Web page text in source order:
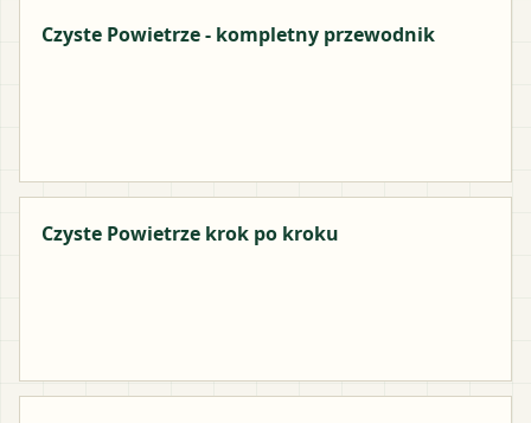
Czyste Powietrze - kompletny przewodnik
Czyste Powietrze krok po kroku